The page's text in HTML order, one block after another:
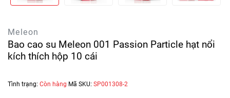
Meleon
Bao cao su Meleon 001 Passion Particle hạt nổi
kích thích hộp 10 cái
Tình trạng: Còn hàng Mã SKU: SP001308-2